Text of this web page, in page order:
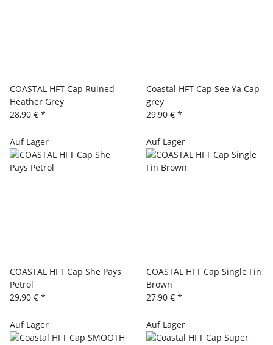
COASTAL HFT Cap Ruined
Heather Grey
28,90 € *
Coastal HFT Cap See Ya Cap
grey
29,90 € *
Auf Lager
COASTAL HFT Cap She Pays
Petrol
29,90 € *
Auf Lager
COASTAL HFT Cap Single Fin
Brown
27,90 € *
Auf Lager Auf Lager